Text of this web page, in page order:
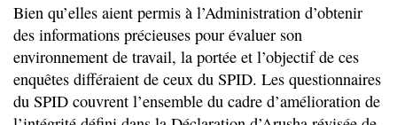
Bien qu’elles aient permis à l’Administration d’obtenir
des informations précieuses pour évaluer son
environnement de travail, la portée et l’objectif de ces
enquêtes différaient de ceux du SPID. Les questionnaires
du SPID couvrent l’ensemble du cadre d’amélioration de